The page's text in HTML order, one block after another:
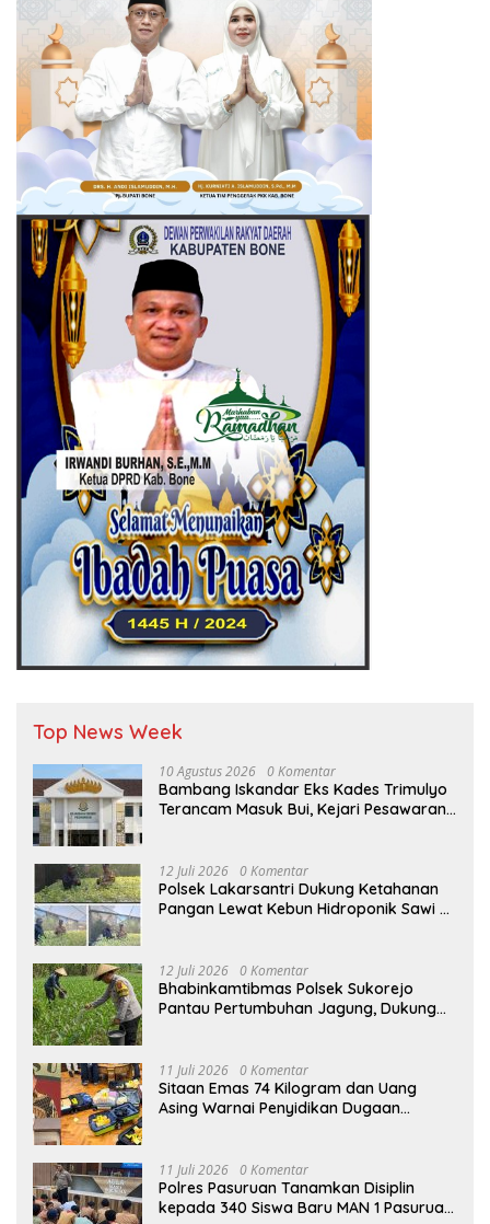
Top News Week
10 Agustus 2026 0 Komentar
Bambang Iskandar Eks Kades Trimulyo
Terancam Masuk Bui, Kejari Pesawaran
12 Juli 2026 0 Komentar
Polsek Lakarsantri Dukung Ketahanan
Pangan Lewat Kebun Hidroponik Sawi di
12 Juli 2026 0 Komentar
Bhabinkamtibmas Polsek Sukorejo
Pantau Pertumbuhan Jagung, Dukung
11 Juli 2026 0 Komentar
Sitaan Emas 74 Kilogram dan Uang
Asing Warnai Penyidikan Dugaan
11 Juli 2026 0 Komentar
Polres Pasuruan Tanamkan Disiplin
kepada 340 Siswa Baru MAN 1 Pasuruan,